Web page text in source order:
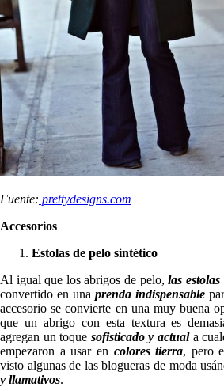
Fuente: prettydesigns.com
Accesorios
Estolas de pelo sintético
Al igual que los abrigos de pelo,las estolas
convertido en una prenda indispensable
accesorio se convierte en una muy buena
que un abrigo con esta textura es
agregan un toque sofisticado y actual a
empezaron a usar en colores tierra, pero
visto algunas de las blogueras de moda
y llamativos.